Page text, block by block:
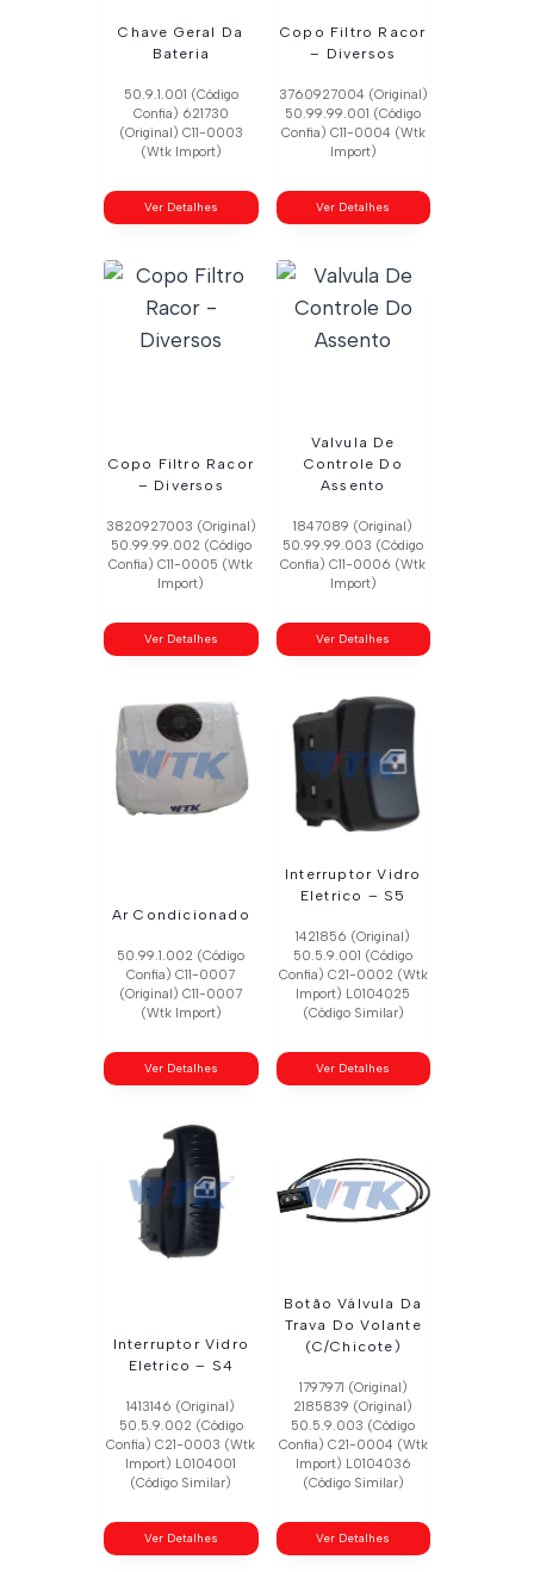
Chave Geral Da
Bateria
50.9.1.001 (Código
Confia) 621730
(Original) C11-0003
(Wtk Import)
Ver Detalhes
Copo Filtro Racor
– Diversos
3760927004 (Original)
50.99.99.001 (Código
Confia) C11-0004 (Wtk
Import)
Ver Detalhes
Copo Filtro Racor
– Diversos
3820927003 (Original)
50.99.99.002 (Código
Confia) C11-0005 (Wtk
Import)
Ver Detalhes
Valvula De
Controle Do
Assento
1847089 (Original)
50.99.99.003 (Código
Confia) C11-0006 (Wtk
Import)
Ver Detalhes
Ar Condicionado
50.99.1.002 (Código
Confia) C11-0007
(Original) C11-0007
(Wtk Import)
Ver Detalhes
Interruptor Vidro
Eletrico – S5
1421856 (Original)
50.5.9.001 (Código
Confia) C21-0002 (Wtk
Import) L0104025
(Código Similar)
Ver Detalhes
Interruptor Vidro
Eletrico – S4
1413146 (Original)
50.5.9.002 (Código
Confia) C21-0003 (Wtk
Import) L0104001
(Código Similar)
Ver Detalhes
Botão Válvula Da
Trava Do Volante
(C/Chicote)
1797971 (Original)
2185839 (Original)
50.5.9.003 (Código
Confia) C21-0004 (Wtk
Import) L0104036
(Código Similar)
Ver Detalhes